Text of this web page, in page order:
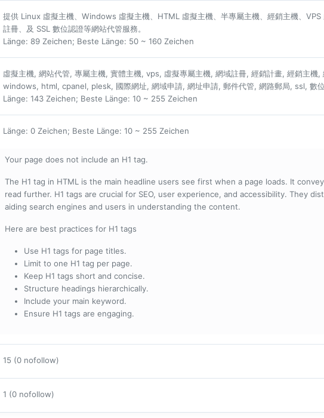
提供 Linux 虛擬主機、Windows 虛擬主機、HTML 虛擬主機、半專屬主機、經銷主機、
註冊、及 SSL 數位認證等網站代管服務。
Länge: 89 Zeichen; Beste Länge: 50 ~ 160 Zeichen
虛擬主機, 網站代管, 專屬主機, 實體主機, vps, 虛擬專屬主機, 網域註冊, 經銷計畫, 經銷主機
windows, html, cpanel, plesk, 國際網址, 網域申請, 網址申請, 郵件代管, 網路郵局, ssl, 數
Länge: 143 Zeichen; Beste Länge: 10 ~ 255 Zeichen
Länge: 0 Zeichen; Beste Länge: 10 ~ 255 Zeichen
Your page does not include an H1 tag.
The H1 tag in HTML is the main headline users see first when a page loads. It
read further. H1 tags are crucial for SEO, user experience, and accessibility. They
aiding search engines and users in understanding the content.
Here are best practices for H1 tags
Use H1 tags for page titles.
Limit to one H1 tag per page.
Keep H1 tags short and concise.
Structure headings hierarchically.
Include your main keyword.
Ensure H1 tags are engaging.
15 (0 nofollow)
1 (0 nofollow)